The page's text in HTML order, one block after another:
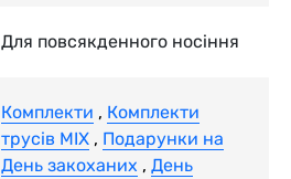
Для повсякденного носіння
Комплекти , Комплекти
трусів MIX , Подарунки на
День закоханих , День